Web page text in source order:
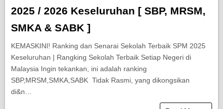
2025 / 2026 Keseluruhan [ SBP, MRSM,
SMKA & SABK ]
KEMASKINI! Ranking dan Senarai Sekolah Terbaik SPM 2025
Keseluruhan | Rangking Sekolah Terbaik Setiap Negeri di
Malaysia Ingin tekankan, ini adalah ranking
SBP,MRSM,SMKA,SABK Tidak Rasmi, yang dikongsikan
di&n…